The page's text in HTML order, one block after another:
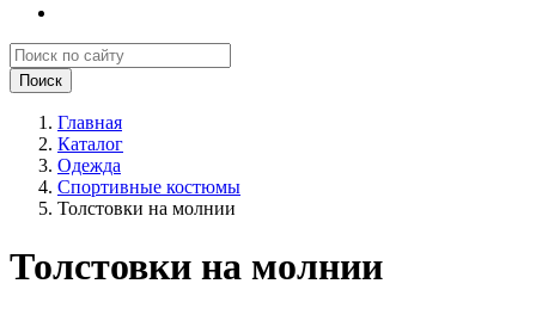
Поиск
Главная
Каталог
Одежда
Спортивные костюмы
Толстовки на молнии
Толстовки на молнии